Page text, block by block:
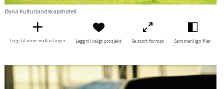
Øyna Kulturlandskapshotell
Legg til mine nedlastinger Legg til valgt prosjekt Se stort format Sammenlign filer